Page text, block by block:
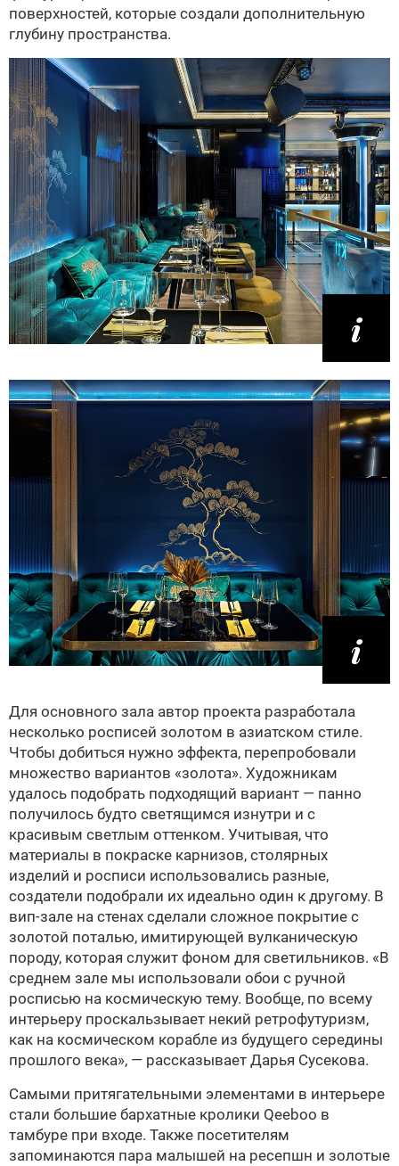
поверхностей, которые создали дополнительную
глубину пространства.
Для основного зала автор проекта разработала
несколько росписей золотом в азиатском стиле.
Чтобы добиться нужно эффекта, перепробовали
множество вариантов «золота». Художникам
удалось подобрать подходящий вариант — панно
получилось будто светящимся изнутри и с
красивым светлым оттенком. Учитывая, что
материалы в покраске карнизов, столярных
изделий и росписи использовались разные,
создатели подобрали их идеально один к другому. В
вип-зале на стенах сделали сложное покрытие с
золотой поталью, имитирующей вулканическую
породу, которая служит фоном для светильников. «В
среднем зале мы использовали обои с ручной
росписью на космическую тему. Вообще, по всему
интерьеру проскальзывает некий ретрофутуризм,
как на космическом корабле из будущего середины
прошлого века», — рассказывает Дарья Сусекова.
Самыми притягательными элементами в интерьере
стали большие бархатные кролики Qeeboo в
тамбуре при входе. Также посетителям
запоминаются пара малышей на ресепшн и золотые